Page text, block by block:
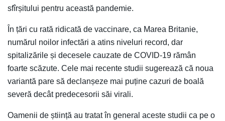
sfîrșitului pentru această pandemie.
În țări cu rată ridicată de vaccinare, ca Marea Britanie,
numărul noilor infectări a atins niveluri record, dar
spitalizările și decesele cauzate de COVID-19 rămân
foarte scăzute. Cele mai recente studii sugerează că noua
variantă pare să declanșeze mai puține cazuri de boală
severă decât predecesorii săi virali.
Oamenii de știință au tratat în general aceste studii ca pe o